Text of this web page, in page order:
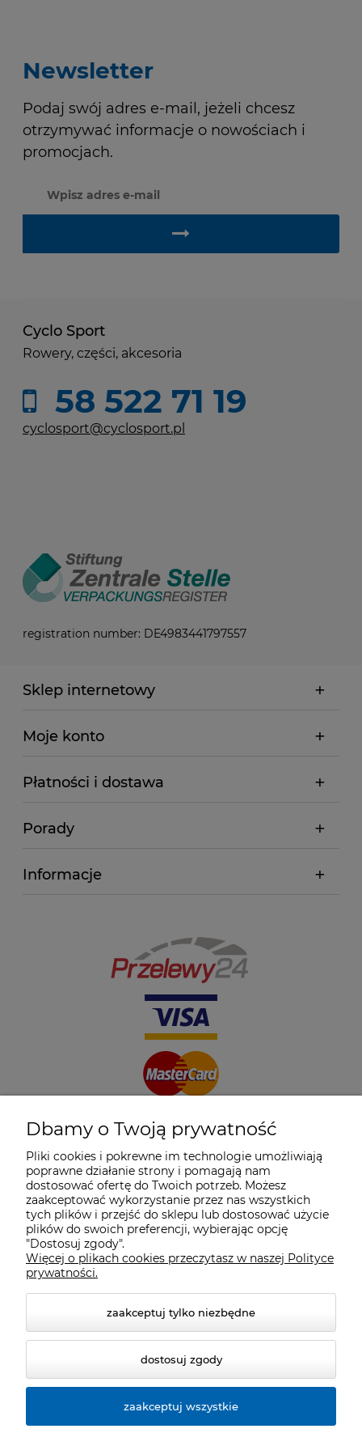
Newsletter
Podaj swój adres e-mail, jeżeli chcesz
otrzymywać informacje o nowościach i
promocjach.
Cyclo Sport
Rowery, części, akcesoria
58 522 71 19
cyclosport@cyclosport.pl
registration number: DE4983441797557
Sklep internetowy
Moje konto
Płatności i dostawa
Porady
Informacje
Dbamy o Twoją prywatność
Pliki cookies i pokrewne im technologie umożliwiają
poprawne działanie strony i pomagają nam
dostosować ofertę do Twoich potrzeb. Możesz
zaakceptować wykorzystanie przez nas wszystkich
tych plików i przejść do sklepu lub dostosować użycie
plików do swoich preferencji, wybierając opcję
"Dostosuj zgody".
Więcej o plikach cookies przeczytasz w naszej Polityce
prywatności.
zaakceptuj tylko niezbędne
dostosuj zgody
zaakceptuj wszystkie